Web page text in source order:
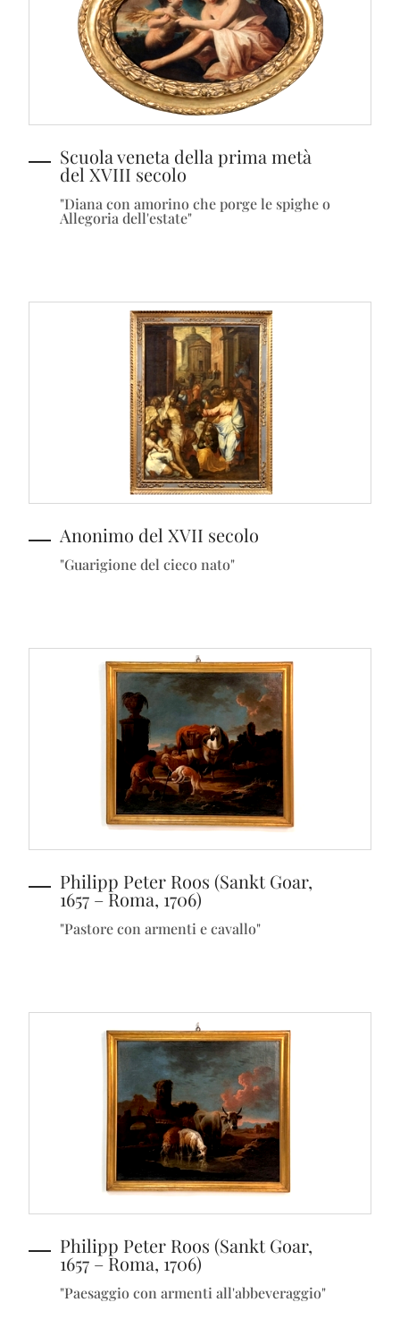
Scuola veneta della prima metà
del XVIII secolo
"Diana con amorino che porge le spighe o
Allegoria dell'estate"
Anonimo del XVII secolo
"Guarigione del cieco nato"
Philipp Peter Roos (Sankt Goar,
1657 – Roma, 1706)
"Pastore con armenti e cavallo"
Philipp Peter Roos (Sankt Goar,
1657 – Roma, 1706)
"Paesaggio con armenti all'abbeveraggio"